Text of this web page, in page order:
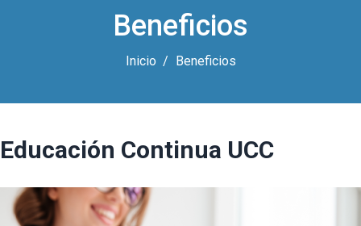
Beneficios
Inicio Beneficios
Educación Continua UCC